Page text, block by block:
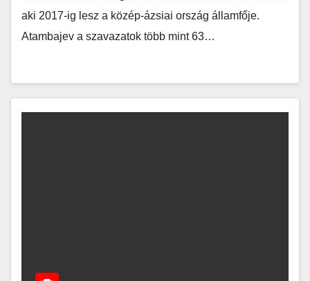
aki 2017-ig lesz a közép-ázsiai ország államfője.
Atambajev a szavazatok több mint 63…